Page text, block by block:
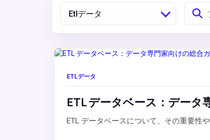
Etlデータ
ETLデータ
ETL データベース：データ
ETL データベースについて、その重要性